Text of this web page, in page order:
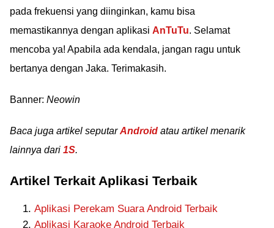
pada frekuensi yang diinginkan, kamu bisa
memastikannya dengan aplikasi AnTuTu. Selamat
mencoba ya! Apabila ada kendala, jangan ragu untuk
bertanya dengan Jaka. Terimakasih.
Banner: Neowin
Baca juga artikel seputarAndroid atau artikel menarik
lainnya dari 1S.
Artikel Terkait Aplikasi Terbaik
Aplikasi Perekam Suara Android Terbaik
Aplikasi Karaoke Android Terbaik